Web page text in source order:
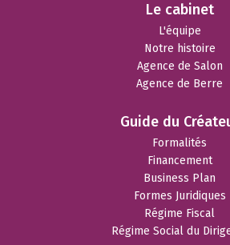
Le cabinet
L'équipe
Notre histoire
Agence de Salon
Agence de Berre
Guide du
Formalités
Financement
Business Plan
Formes Juridiques
Régime Fiscal
Régime Social du